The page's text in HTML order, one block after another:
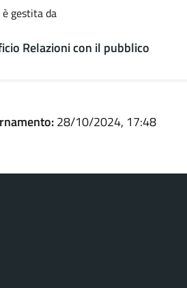
gestita da
Relazioni con il pubblico
28/10/2024, 17:48